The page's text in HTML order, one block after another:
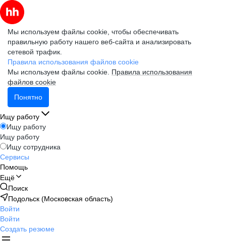
Мы используем файлы cookie, чтобы обеспечивать
правильную работу нашего веб-сайта и анализировать
сетевой трафик.
Правила использования файлов cookie
Мы используем файлы cookie. Правила использования
файлов cookie
Понятно
Ищу работу
Ищу работу
Ищу работу
Ищу сотрудника
Сервисы
Помощь
Ещё
Поиск
Подольск (Московская область)
Войти
Войти
Создать резюме